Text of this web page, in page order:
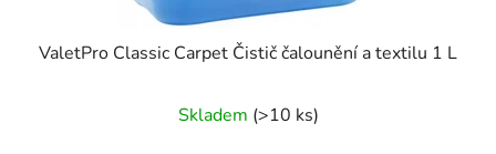
ValetPro Classic Carpet Čistič čalounění a textilu 1 L
Skladem (>10 ks)